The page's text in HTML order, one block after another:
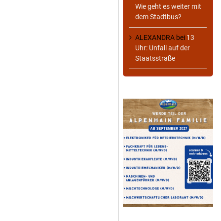
Wie geht es weiter mit
dem Stadtbus?
ALEXANDRA bei 13
Uhr: Unfall auf der
Staatsstraße